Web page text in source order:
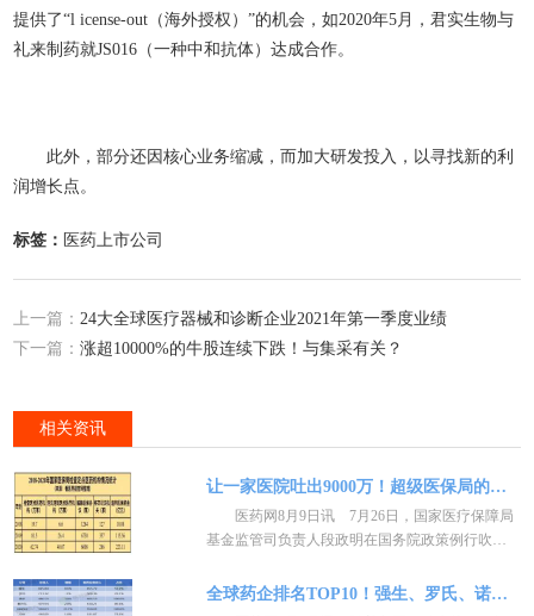
提供了“l icense-out（海外授权）”的机会，如2020年5月，君实生物与
礼来制药就JS016（一种中和抗体）达成合作。
此外，部分还因核心业务缩减，而加大研发投入，以寻找新的利
润增长点。
标签： 医药上市公司
上一篇：24大全球医疗器械和诊断企业2021年第一季度业绩
下一篇：涨超10000%的牛股连续下跌！与集采有关？
相关资讯
让一家医院吐出9000万！超级医保局的三年“打虎记”
医药网8月9日讯 7月26日，国家医疗保障局
基金监管司负责人段政明在国务院政策例行吹风
规、诈骗“成绩
全球药企排名TOP10！强生、罗氏、诺华……